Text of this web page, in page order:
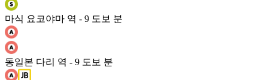
마식 요코야마 역 - 9 도보 분
동일본 다리 역 - 9 도보 분